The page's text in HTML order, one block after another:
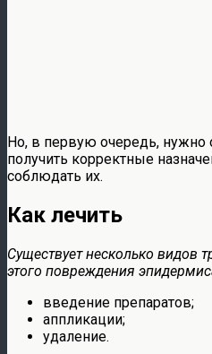
Но, в первую очередь, нужно
получить корректные
соблюдать их.
Как лечить
Существует несколько видов
этого повреждения
введение препаратов;
аппликации;
удаление.